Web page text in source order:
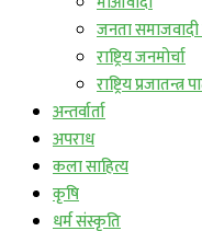
जनता समाजवादी
राष्ट्रिय जनमोर्चा
राष्ट्रिय प्रजातन्त्र
अन्तर्वार्ता
अपराध
कला साहित्य
कृषि
धर्म संस्कृति